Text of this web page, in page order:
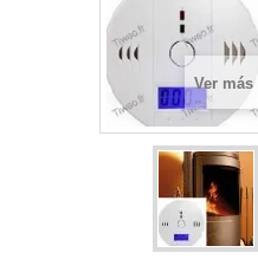
Ver más